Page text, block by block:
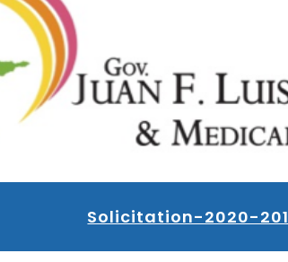
Solicitation-2020-201